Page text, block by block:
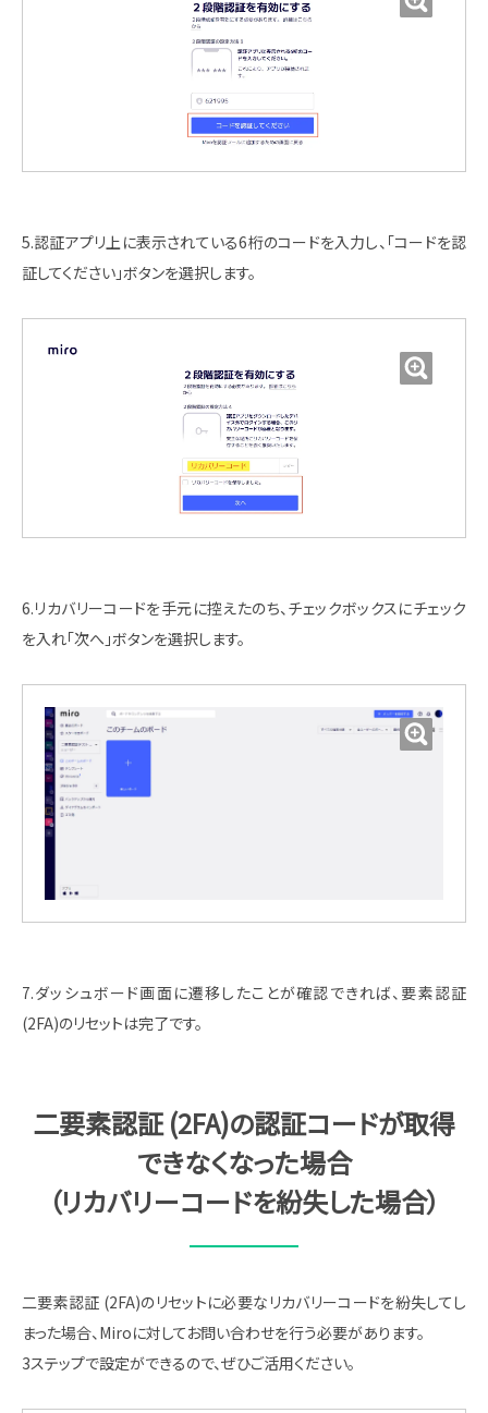
5.認証アプリ上に表示されている6桁のコードを入力し、「コードを認
証してください」ボタンを選択します。
6.リカバリーコードを手元に控えたのち、チェックボックスにチェック
を入れ「次へ」ボタンを選択します。
7.ダッシュボード画面に遷移したことが確認できれば、要素認証
(2FA)のリセットは完了です。
二要素認証 (2FA)の認証コードが取得
できなくなった場合
（リカバリーコードを紛失した場合）
二要素認証 (2FA)のリセットに必要なリカバリーコードを紛失してし
まった場合、Miroに対してお問い合わせを行う必要があります。
3ステップで設定ができるので、ぜひご活用ください。